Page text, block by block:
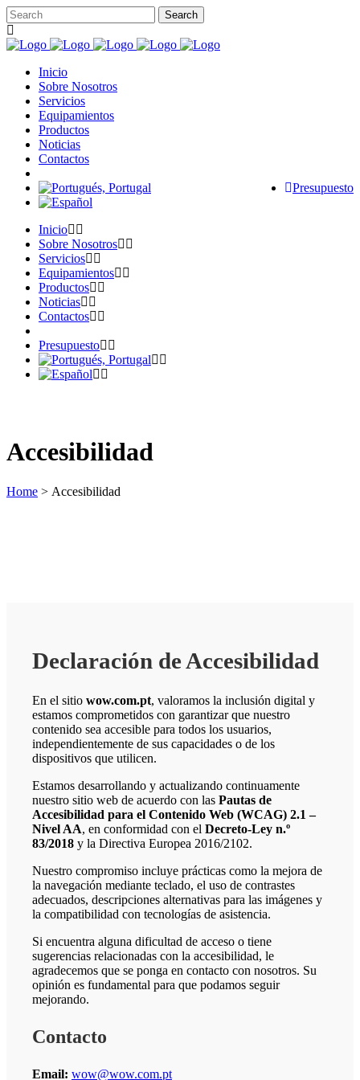
Inicio
Sobre Nosotros
Servicios
Equipamientos
Productos
Noticias
Contactos
Presupuesto
Inicio
Sobre Nosotros
Servicios
Equipamientos
Productos
Noticias
Contactos
Presupuesto
Accesibilidad
Home > Accesibilidad
Declaración de Accesibilidad
En el sitio wow.com.pt, valoramos la inclusión digital y
estamos comprometidos con garantizar que nuestro
contenido sea accesible para todos los usuarios,
independientemente de sus capacidades o de los
dispositivos que utilicen.
Estamos desarrollando y actualizando continuamente
nuestro sitio web de acuerdo con las Pautas de
Accesibilidad para el Contenido Web (WCAG) 2.1 –
Nivel AA, en conformidad con el Decreto-Ley n.º
83/2018 y la Directiva Europea 2016/2102.
Nuestro compromiso incluye prácticas como la mejora de
la navegación mediante teclado, el uso de contrastes
adecuados, descripciones alternativas para las imágenes y
la compatibilidad con tecnologías de asistencia.
Si encuentra alguna dificultad de acceso o tiene
sugerencias relacionadas con la accesibilidad, le
agradecemos que se ponga en contacto con nosotros. Su
opinión es fundamental para que podamos seguir
mejorando.
Contacto
Email: wow@wow.com.pt